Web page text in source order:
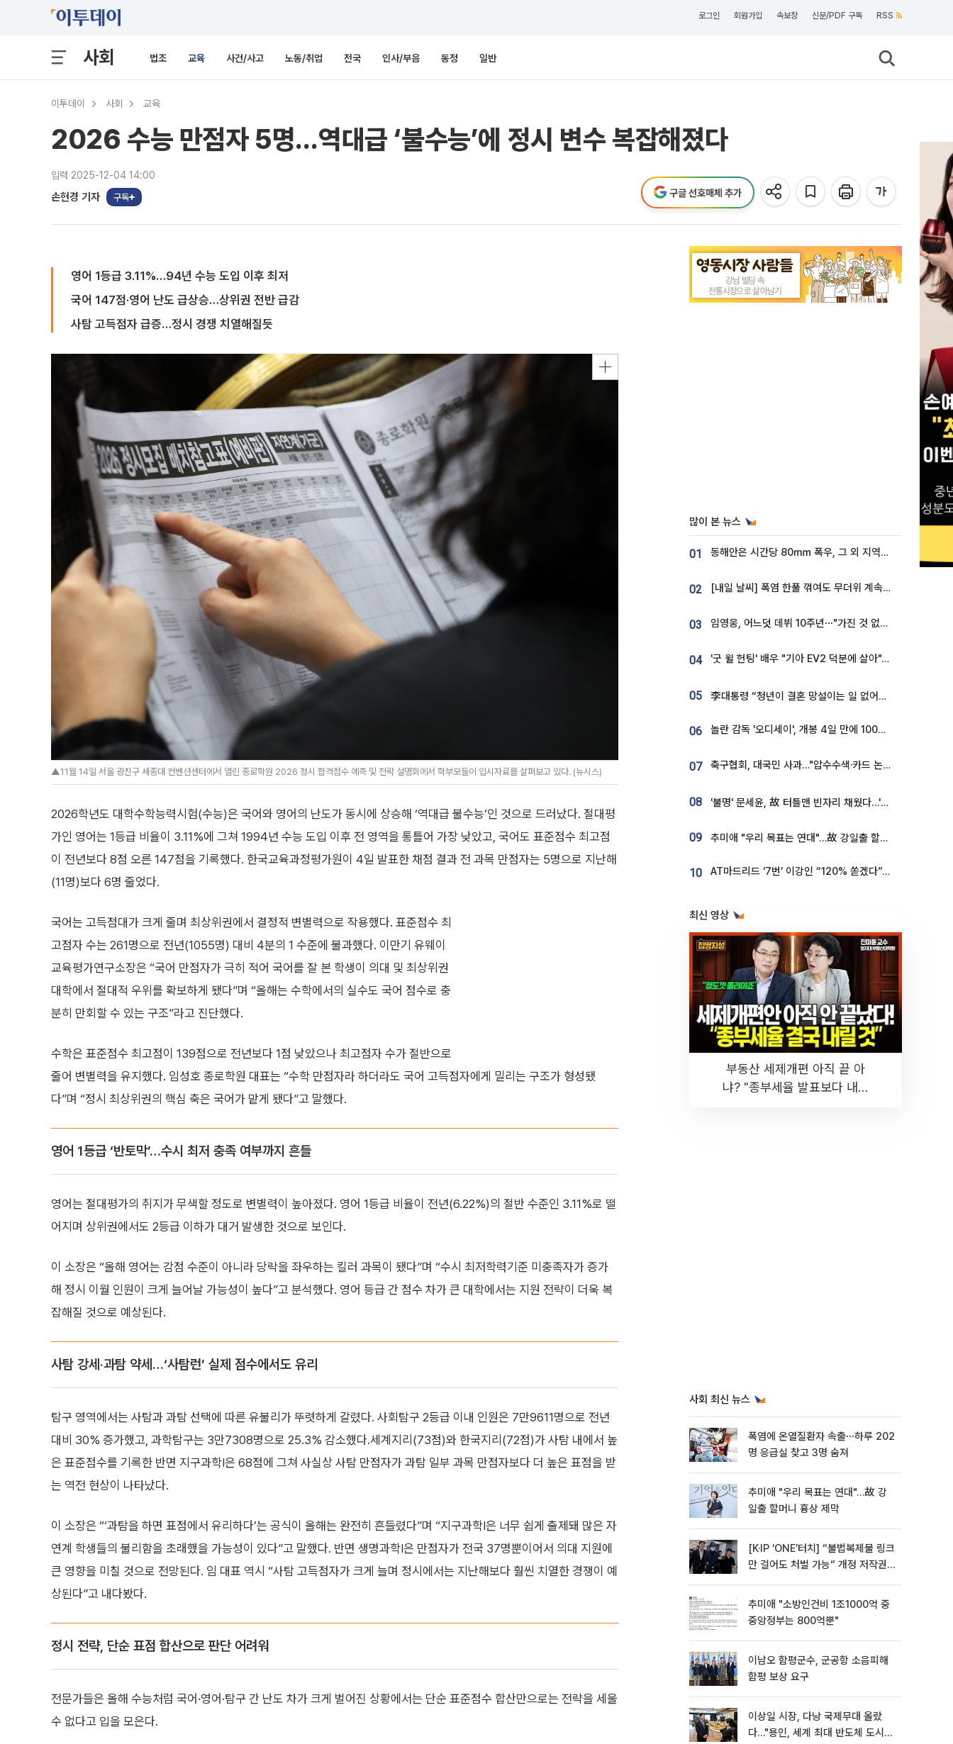
로그인 회원가입 속보창 신문/PDF 구독 RSS
사회 법조 교육 사건/사고 노동/취업 전국 인사/부음 동정 일반
이투데이 사회 교육
2026 수능 만점자 5명…역대급 ‘불수능’에 정시 변수 복잡해졌다
입력 2025-12-04 14:00
손현경 기자 구독 구글 선호매체 추가
영어 1등급 3.11%…94년 수능 도입 이후 최저
국어 147점·영어 난도 급상승…상위권 전반 급감
사탐 고득점자 급증…정시 경쟁 치열해질듯
▲11월 14일 서울 광진구 세종대 컨벤션센터에서 열린 종로학원 2026 정시 합격점수 예측 및 전략 설명회에서 학부모들이 입시자료를 살펴보고 있다. (뉴시스)
2026학년도 대학수학능력시험(수능)은 국어와 영어의 난도가 동시에 상승해 ‘역대급 불수능’인 것으로 드러났다. 절대평
가인 영어는 1등급 비율이 3.11%에 그쳐 1994년 수능 도입 이후 전 영역을 통틀어 가장 낮았고, 국어도 표준점수 최고점
이 전년보다 8점 오른 147점을 기록했다. 한국교육과정평가원이 4일 발표한 채점 결과 전 과목 만점자는 5명으로 지난해
(11명)보다 6명 줄었다.
국어는 고득점대가 크게 줄며 최상위권에서 결정적 변별력으로 작용했다. 표준점수 최
고점자 수는 261명으로 전년(1055명) 대비 4분의 1 수준에 불과했다. 이만기 유웨이
교육평가연구소장은 “국어 만점자가 극히 적어 국어를 잘 본 학생이 의대 및 최상위권
대학에서 절대적 우위를 확보하게 됐다”며 “올해는 수학에서의 실수도 국어 점수로 충
분히 만회할 수 있는 구조”라고 진단했다.
수학은 표준점수 최고점이 139점으로 전년보다 1점 낮았으나 최고점자 수가 절반으로
줄어 변별력을 유지했다. 임성호 종로학원 대표는 “수학 만점자라 하더라도 국어 고득점자에게 밀리는 구조가 형성됐
다”며 “정시 최상위권의 핵심 축은 국어가 맡게 됐다”고 말했다.
영어 1등급 ‘반토막’…수시 최저 충족 여부까지 흔들
영어는 절대평가의 취지가 무색할 정도로 변별력이 높아졌다. 영어 1등급 비율이 전년(6.22%)의 절반 수준인 3.11%로 떨
어지며 상위권에서도 2등급 이하가 대거 발생한 것으로 보인다.
이 소장은 “올해 영어는 감점 수준이 아니라 당락을 좌우하는 킬러 과목이 됐다”며 “수시 최저학력기준 미충족자가 증가
해 정시 이월 인원이 크게 늘어날 가능성이 높다”고 분석했다. 영어 등급 간 점수 차가 큰 대학에서는 지원 전략이 더욱 복
잡해질 것으로 예상된다.
사탐 강세·과탐 약세…‘사탐런’ 실제 점수에서도 유리
탐구 영역에서는 사탐과 과탐 선택에 따른 유불리가 뚜렷하게 갈렸다. 사회탐구 2등급 이내 인원은 7만9611명으로 전년
대비 30% 증가했고, 과학탐구는 3만7308명으로 25.3% 감소했다.세계지리(73점)와 한국지리(72점)가 사탐 내에서 높
은 표준점수를 기록한 반면 지구과학Ⅰ은 68점에 그쳐 사실상 사탐 만점자가 과탐 일부 과목 만점자보다 더 높은 표점을 받
는 역전 현상이 나타났다.
이 소장은 “‘과탐을 하면 표점에서 유리하다’는 공식이 올해는 완전히 흔들렸다”며 “지구과학Ⅰ은 너무 쉽게 출제돼 많은 자
연계 학생들의 불리함을 초래했을 가능성이 있다”고 말했다. 반면 생명과학Ⅰ은 만점자가 전국 37명뿐이어서 의대 지원에
큰 영향을 미칠 것으로 전망된다. 임 대표 역시 “사탐 고득점자가 크게 늘며 정시에서는 지난해보다 훨씬 치열한 경쟁이 예
상된다”고 내다봤다.
정시 전략, 단순 표점 합산으로 판단 어려워
전문가들은 올해 수능처럼 국어·영어·탐구 간 난도 차가 크게 벌어진 상황에서는 단순 표준점수 합산만으로는 전략을 세울
수 없다고 입을 모은다.
많이 본 뉴스
01 동해안은 시간당 80㎜ 폭우, 그 외 지역은 폭염…‘극과 극 날씨’
02 [내일 날씨] 폭염 한풀 꺾여도 무더위 계속⋯동해안 이틀 연속 비
03 임영웅, 어느덧 데뷔 10주년⋯"가진 것 없던 시절, 내 앞엔 20명의 팬뿐"
04 '굿 윌 헌팅' 배우 "기아 EV2 덕분에 살아"…교통사고 후 안전성 극찬
05 李대통령 “청년이 결혼 망설이는 일 없어야...제도상 불이익 조사”
06 놀란 감독 '오디세이', 개봉 4일 만에 100만 돌파⋯'왕사남' 보다 빠르다
07 축구협회, 대국민 사과…"압수수색·카드 논란 사죄, 강도 높은 쇄신"
08 '불명' 문세윤, 故 터틀맨 빈자리 채웠다…'거북이' 눈물의 최종 우승
09 추미애 "우리 목표는 연대"…故 강일출 할머니 흉상 제막
10 AT마드리드 ‘7번’ 이강인 “120% 쏟겠다”⋯시메오네 감독 “필요한 선수”
최신 영상
부동산 세제개편 아직 끝 아
냐? "종부세율 발표보다 내릴
사회 최신 뉴스
폭염에 온열질환자 속출⋯하루 202
명 응급실 찾고 3명 숨져
추미애 "우리 목표는 연대"…故 강
일출 할머니 흉상 제막
[K·IP ‘ONE’터치] “불법복제물 링크
만 걸어도 처벌 가능” 개정 저작권
추미애 "소방인건비 1조1000억 중
중앙정부는 800억뿐"
이남오 함평군수, 군공항 소음피해
함평 보상 요구
이상일 시장, 다낭 국제무대 올랐
다…"용인, 세계 최대 반도체 도시